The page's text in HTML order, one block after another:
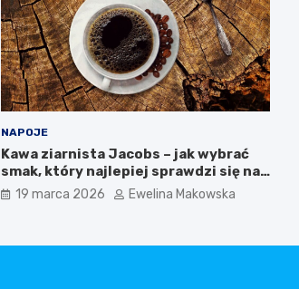
NAPOJE
Kawa ziarnista Jacobs – jak wybrać
smak, który najlepiej sprawdzi się na
co dzień?
19 marca 2026 Ewelina Makowska